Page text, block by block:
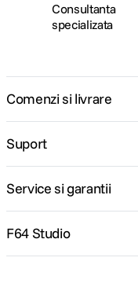
Consultanta
specializata
Comenzi si livrare
Suport
Service si garantii
F64 Studio